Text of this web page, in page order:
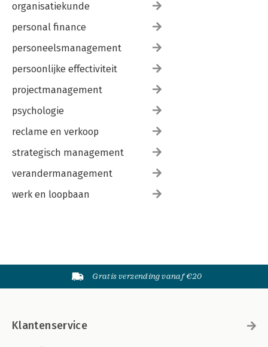
organisatiekunde
personal finance
personeelsmanagement
persoonlijke effectiviteit
projectmanagement
psychologie
reclame en verkoop
strategisch management
verandermanagement
werk en loopbaan
Gratis verzending vanaf €20
Klantenservice